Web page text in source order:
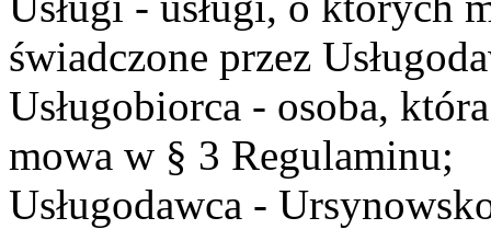
świadczone przez
Usługobiorca - osoba,
mowa w § 3 Regulaminu;
Usługodawca -